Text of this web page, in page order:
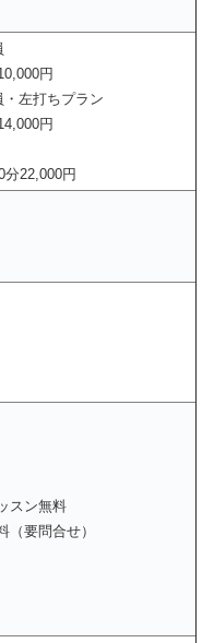
円
左打ちプラン
円
分22,000円
スン無料
（要問合せ）